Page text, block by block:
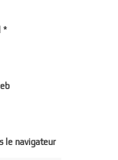
*
le navigateur